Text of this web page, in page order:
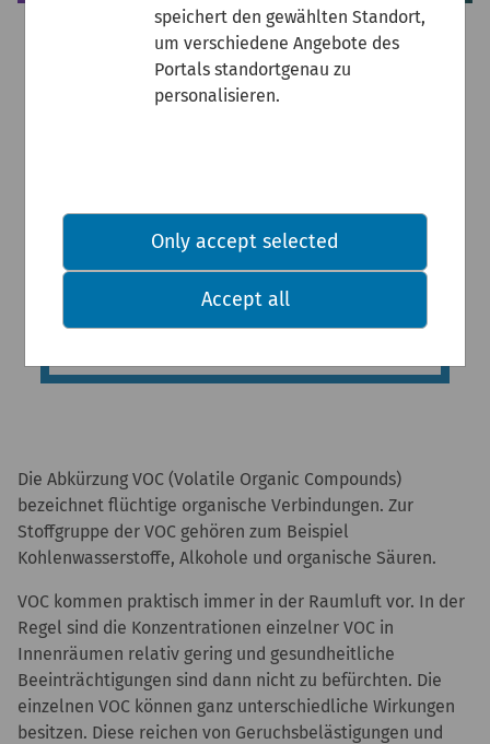
Flüchtige
Verbindungen
(VOC)
-
Die Abkürzung VOC (Volatile Organic Compounds)
bezeichnet flüchtige organische Verbindungen. Zur
Stoffgruppe der VOC gehören zum Beispiel
Kohlenwasserstoffe, Alkohole und organische Säuren.
VOC kommen praktisch immer in der Raumluft vor. In der
Regel sind die Konzentrationen einzelner VOC in
Innenräumen relativ gering und gesundheitliche
Beeinträchtigungen sind dann nicht zu befürchten. Die
einzelnen VOC können ganz unterschiedliche Wirkungen
besitzen. Diese reichen von Geruchsbelästigungen und
speichert den gewählten Standort,
um verschiedene Angebote des
Portals standortgenau zu
personalisieren.
Only accept selected
Accept all